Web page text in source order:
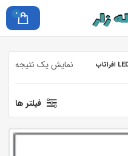
0
نمایش یک نتیجه
فیلتر ها